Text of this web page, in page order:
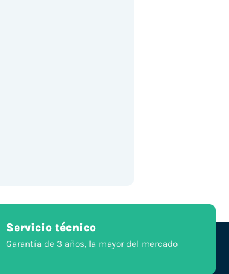
Servicio técnico
Garantía de 3 años, la mayor del mercado